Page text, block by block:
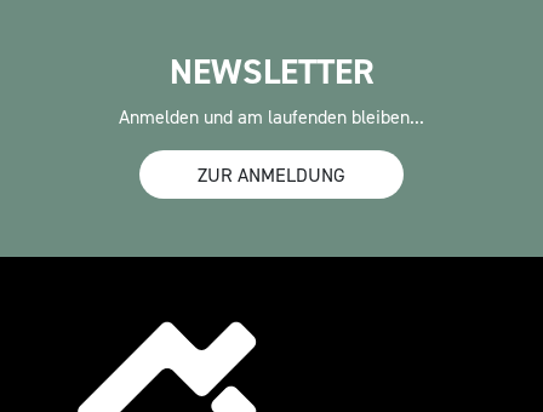
NEWSLETTER
Anmelden und am laufenden bleiben...
ZUR ANMELDUNG